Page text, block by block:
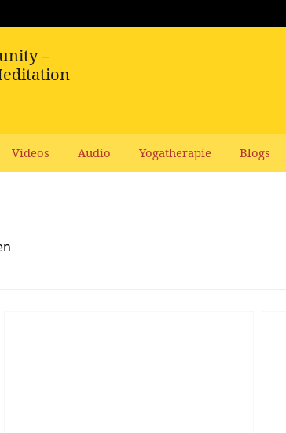
Videos Audio Yogatherapie Blogs